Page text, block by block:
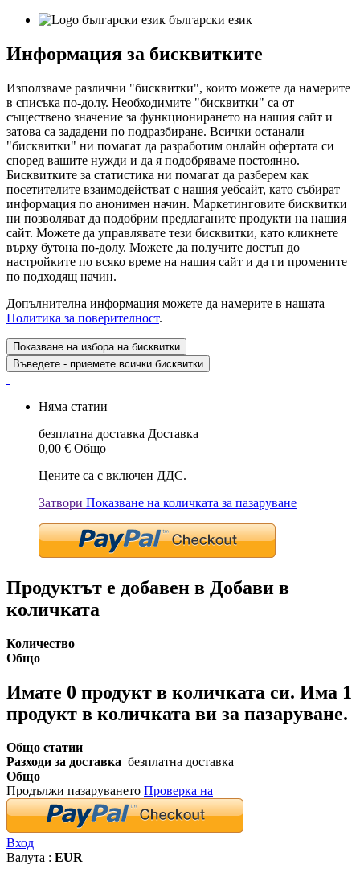
български език
Информация за бисквитките
Използваме различни "бисквитки", които можете да намерите
в списъка по-долу. Необходимите "бисквитки" са от
съществено значение за функционирането на нашия сайт и
затова са зададени по подразбиране. Всички останали
"бисквитки" ни помагат да разработим онлайн офертата си
според вашите нужди и да я подобряваме постоянно.
Бисквитките за статистика ни помагат да разберем как
посетителите взаимодействат с нашия уебсайт, като събират
информация по анонимен начин. Маркетинговите бисквитки
ни позволяват да подобрим предлаганите продукти на нашия
сайт. Можете да управлявате тези бисквитки, като кликнете
върху бутона по-долу. Можете да получите достъп до
настройките по всяко време на нашия сайт и да ги промените
по подходящ начин.
Допълнителна информация можете да намерите в нашата
Политика за поверителност.
Показване на избора на бисквитки
Въведете - приемете всички бисквитки
Няма статии
безплатна доставка Доставка
0,00 € Общо
Цените са с включен ДДС.
Затвори Показване на количката за пазаруване
Продуктът е добавен в Добави в
количката
Количество
Общо
Имате 0 продукт в количката си. Има 1
продукт в количката ви за пазаруване.
Общо статии
Разходи за доставка безплатна доставка
Общо
Продължи пазаруването Проверка на
Вход
Валута : EUR